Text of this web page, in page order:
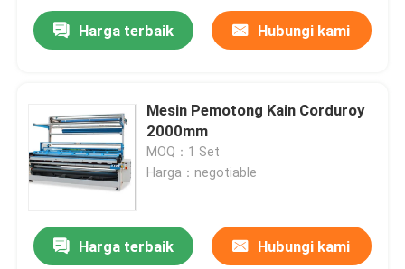
Tur Pabrik
Hubungi kami
Berita
Permintaan Penawaran
Harga terbaik Hubungi kami
Mesin Pemotong Kain Corduroy
2000mm
MOQ：1 Set
Harga：negotiable
Harga terbaik Hubungi kami